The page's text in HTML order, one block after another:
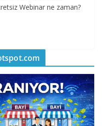
Webinar ne zaman?